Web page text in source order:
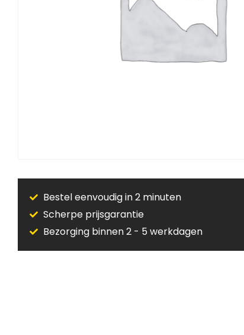
Bestel eenvoudig in 2 minuten
Scherpe prijsgarantie
Bezorging binnen 2 - 5 werkdagen